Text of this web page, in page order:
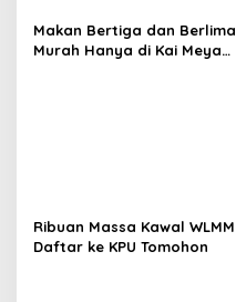
s
i
Makan Bertiga dan Berlima
Murah Hanya di Kai Meya
Ribuan Massa Kawal WLMM
Daftar ke KPU Tomohon